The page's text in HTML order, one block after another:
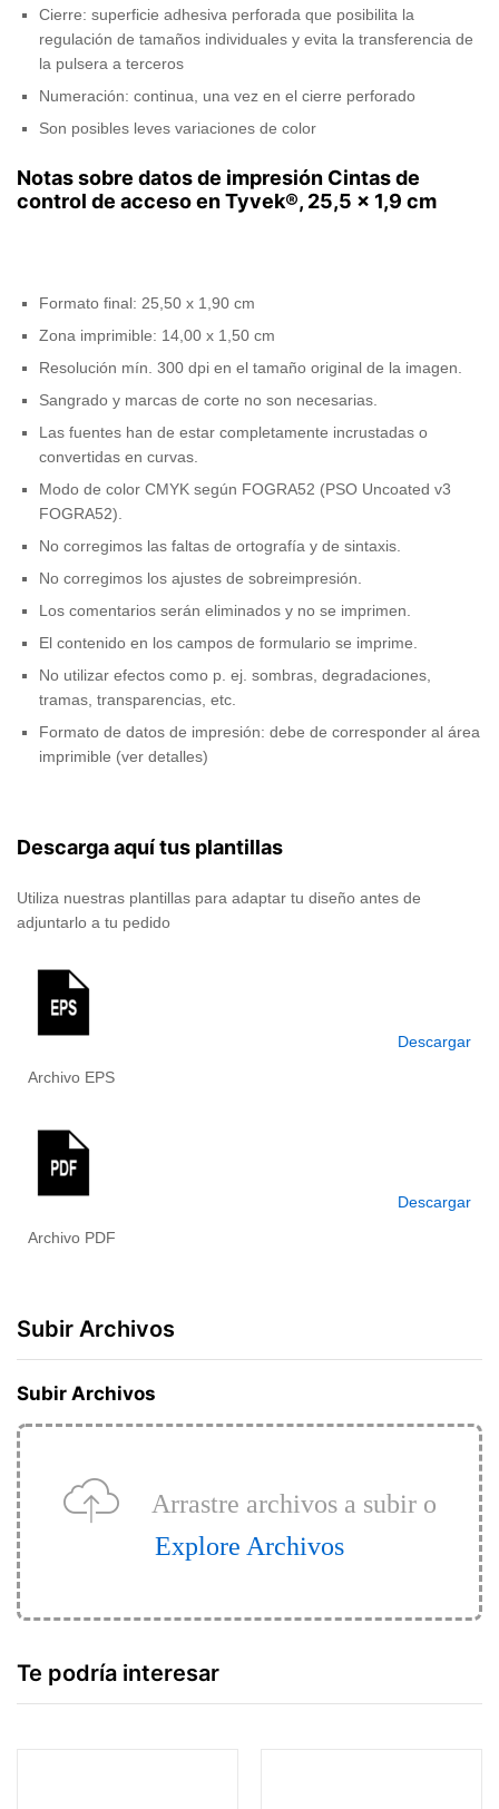
Cierre: superficie adhesiva perforada que posibilita la
regulación de tamaños individuales y evita la transferencia de
la pulsera a terceros
Numeración: continua, una vez en el cierre perforado
Son posibles leves variaciones de color
Notas sobre datos de impresión Cintas de
control de acceso en Tyvek®, 25,5 x 1,9 cm
Formato final: 25,50 x 1,90 cm
Zona imprimible: 14,00 x 1,50 cm
Resolución mín. 300 dpi en el tamaño original de la imagen.
Sangrado y marcas de corte no son necesarias.
Las fuentes han de estar completamente incrustadas o
convertidas en curvas.
Modo de color CMYK según FOGRA52 (PSO Uncoated v3
FOGRA52).
No corregimos las faltas de ortografía y de sintaxis.
No corregimos los ajustes de sobreimpresión.
Los comentarios serán eliminados y no se imprimen.
El contenido en los campos de formulario se imprime.
No utilizar efectos como p. ej. sombras, degradaciones,
tramas, transparencias, etc.
Formato de datos de impresión: debe de corresponder al área
imprimible (ver detalles)
Descarga aquí tus plantillas
Utiliza nuestras plantillas para adaptar tu diseño antes de
adjuntarlo a tu pedido
Archivo EPS
Descargar
Archivo PDF
Descargar
Subir Archivos
Subir Archivos
Arrastre archivos a subir o
Explore Archivos
Te podría interesar